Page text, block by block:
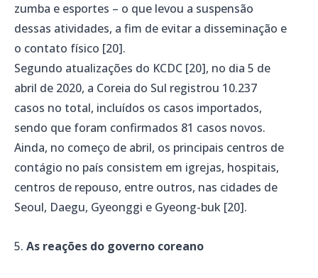
zumba e esportes – o que levou a suspensão
dessas atividades, a fim de evitar a disseminação e
o contato físico [20].
Segundo atualizações do KCDC [20], no dia 5 de
abril de 2020, a Coreia do Sul registrou 10.237
casos no total, incluídos os casos importados,
sendo que foram confirmados 81 casos novos.
Ainda, no começo de abril, os principais centros de
contágio no país consistem em igrejas, hospitais,
centros de repouso, entre outros, nas cidades de
Seoul, Daegu, Gyeonggi e Gyeong-buk [20].
As reações do governo coreano